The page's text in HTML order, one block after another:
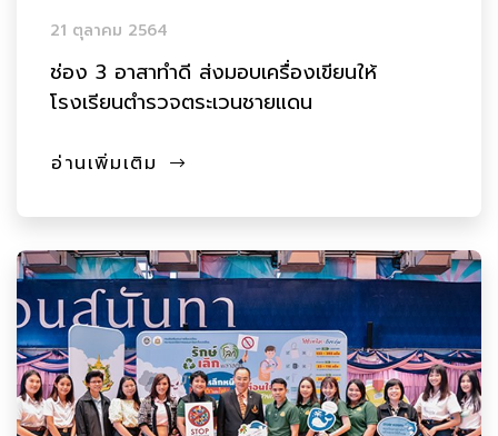
21 ตุลาคม 2564
ช่อง 3 อาสาทำดี ส่งมอบเครื่องเขียนให้
โรงเรียนตำรวจตระเวนชายแดน
อ่านเพิ่มเติม